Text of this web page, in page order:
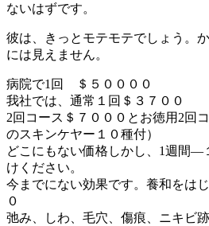
ないはずです。
彼は、きっとモテモテでしょう。
には見えません。
病院で1回 ＄５００００
我社では、通常１回＄３７００
2回コース＄７０００とお徳用2回
のスキンケヤー１０種付）
どこにもない価格しかし、1週間―
けください。
今までにない効果です。養和をは
０
弛み、しわ、毛穴、傷痕、ニキビ